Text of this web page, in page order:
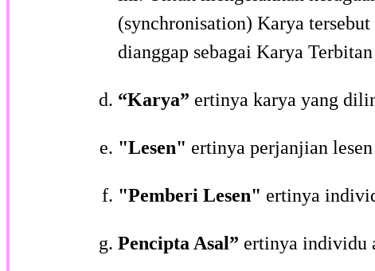
(synchronisation) Karya
dianggap sebagai Karya
“Karya” ertinya karya yang
"Lesen" ertinya perjanjian
"Pemberi Lesen" ertinya
Pencipta Asal” ertinya individu